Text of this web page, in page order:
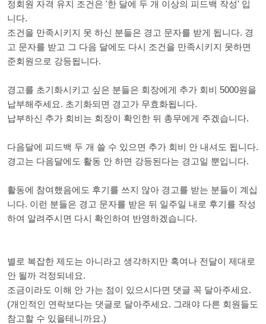
정회원 자격 유지 조건은 '한 달에 두 개 이상의 피드백 작성' 입
니다.
조건을 만족시키지 못 하신 분들은 경고 문자를 받게 됩니다. 경
고 문자를 받고 그 다음 달에도 다시 조건을 만족시키지 못하면
준회원으로 강등됩니다.
경고를 초기화시키고 싶은 분들은 회장에게 추가 회비 5000원을
납부해주세요. 초기화되면 경고가 무효화됩니다.
납부하신 추가 회비는 회장이 확인한 뒤 총무에게 주겠습니다.
다음달에 피드백 두 개 쓸 수 있으면 추가 회비 안 내셔도 됩니다.
경고는 다음달에도 활동 안 하면 강등된다는 경고일 뿐입니다.
활동에 참여했음에도 후기를 쓰지 않아 경고를 받는 분들이 계십
니다. 이런 분들은 경고 문자를 받은 뒤 일주일 내로 후기를 작성
하여 알려주시면 다시 확인하여 반영하겠습니다.
별로 복잡한 제도는 아니라고 생각하지만 혹여나 전달이 제대로
안 될까 걱정되네요.
조금이라도 이해 안 가는 점이 있으시다면 댓글 꼭 달아주세요.
(개인적인 연락보다는 댓글로 달아주세요. 그래야 다른 회원들도
참고할 수 있을테니까요.)